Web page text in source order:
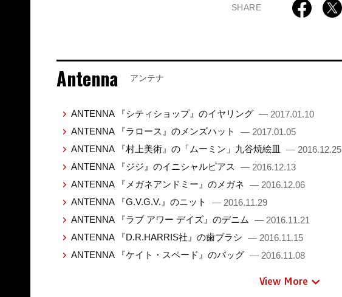
SHARE
Antenna アンテナ
ANTENNA 『シティショップ』のイヤリング — 2017.01.10
ANTENNA 『ラロース』のメンズハット
— 2017.01.05
ANTENNA 『村上美術』の「ムーミン」九谷焼絵皿
— 2016.12.25
ANTENNA 『ジジ』のイニシャルピアス
— 2016.12.13
ANTENNA 『メガネアンドミー』のメガネ — 2016.12.06
ANTENNA 『G.V.G.V.』のニット
— 2016.11.29
ANTENNA 『ラブ アワー デイズ』のデニム
— 2016.11.21
ANTENNA 『D.R.HARRIS社』の歯ブラシ — 2016.11.15
ANTENNA 『ケイト・スペード』のバッグ — 2016.11.08
View More